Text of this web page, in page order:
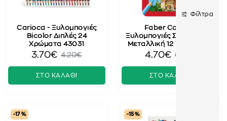
Carioca - Ξυλομπογιές
Bicolor Διπλές 24
Χρώματα 43031
3.70€ 4.20€
ΣΤΟ ΚΑΛΑΘΙ
Faber Castell -
Ξυλομπογιές Σε Κασετίνα
Μεταλλική 12 Τμχ 115801
4.70€ 6.50€
ΣΤΟ ΚΑΛΑΘΙ
-17 % -15 %
Φίλτρα